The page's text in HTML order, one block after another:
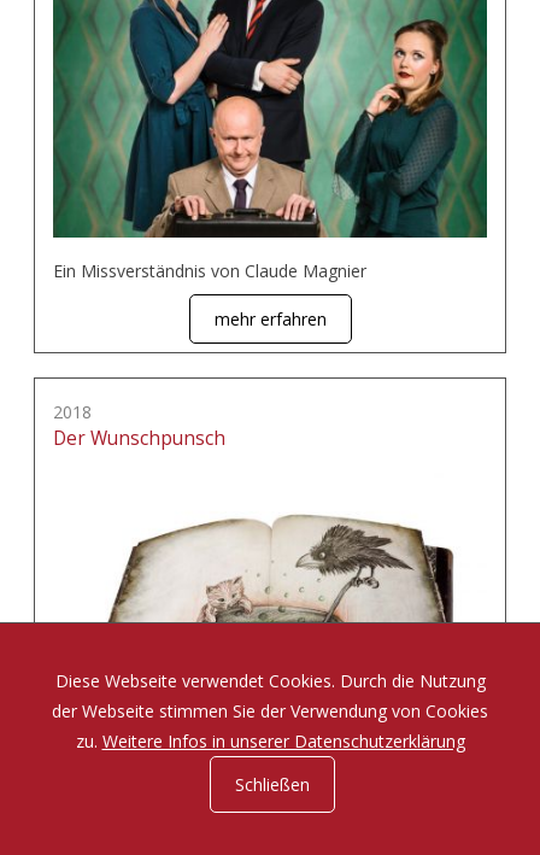
Ein Missverständnis von Claude Magnier
mehr erfahren
2018
Der Wunschpunsch
Eine Zauberposse von Michael Ende
Diese Webseite verwendet Cookies. Durch die Nutzung
der Webseite stimmen Sie der Verwendung von Cookies
zu. Weitere Infos in unserer Datenschutzerklärung
Schließen